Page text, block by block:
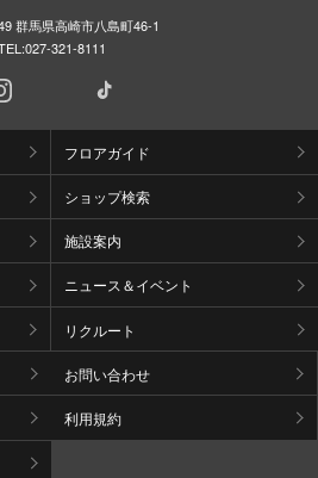
群馬県高崎市八島町46-1
027-321-8111
フロアガイド
ショップ検索
施設案内
ニュース＆イベント
リクルート
お問い合わせ
利用規約